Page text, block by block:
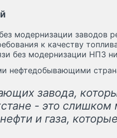
модернизации заводов
к качеству
без модернизации НПЗ
нефтедобывающими
завода,
- это слишком
и газа, которые